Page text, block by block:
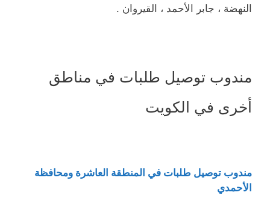
النهضة ، جابر الأحمد ، القيروان .
مندوب توصيل طلبات في مناطق
أخرى في الكويت
مندوب توصيل طلبات في المنطقة العاشرة ومحافظة
الأحمدي